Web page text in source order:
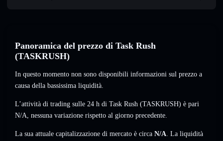
Panoramica del prezzo di Task Rush
(TASKRUSH)
In questo momento non sono disponibili informazioni sul prezzo a
causa della bassissima liquidità.
L’attività di trading sulle 24 h di Task Rush (TASKRUSH) è pari
N/A, nessuna variazione rispetto al giorno precedente.
La sua attuale capitalizzazione di mercato è circa N/A. La liquidità